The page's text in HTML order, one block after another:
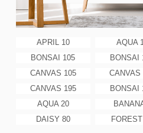
APRIL 10 AQUA
BONSAI 105
BONSAI
CANVAS 105
CANVAS
CANVAS 195
BONSAI
AQUA 20
DAISY 80